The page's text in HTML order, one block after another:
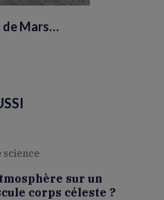
de Mars…
science
sur un
corps céleste ?